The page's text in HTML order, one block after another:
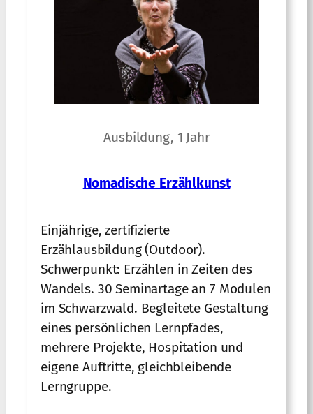
Ausbildung, 1 Jahr
Nomadische Erzählkunst
Einjährige, zertifizierte
Erzählausbildung (Outdoor).
Schwerpunkt: Erzählen in Zeiten des
Wandels. 30 Seminartage an 7 Modulen
im Schwarzwald. Begleitete Gestaltung
eines persönlichen Lernpfades,
mehrere Projekte, Hospitation und
eigene Auftritte, gleichbleibende
Lerngruppe.